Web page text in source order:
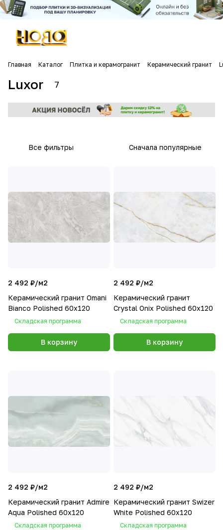
Главная Каталог Плитка и керамогранит Керамический гранит
Luxor 7
Все фильтры Сначала популярные
2 492 ₽/м2
Керамический гранит Omani
Bianco Polished 60x120
Складская программа
В корзину
2 492 ₽/м2
Керамический гранит
Crystal Onix Polished 60x120
Складская программа
В корзину
2 492 ₽/м2
Керамический гранит Admire
Aqua Polished 60x120
Складская программа
2 492 ₽/м2
Керамический гранит Swizer
White Polished 60x120
Складская программа